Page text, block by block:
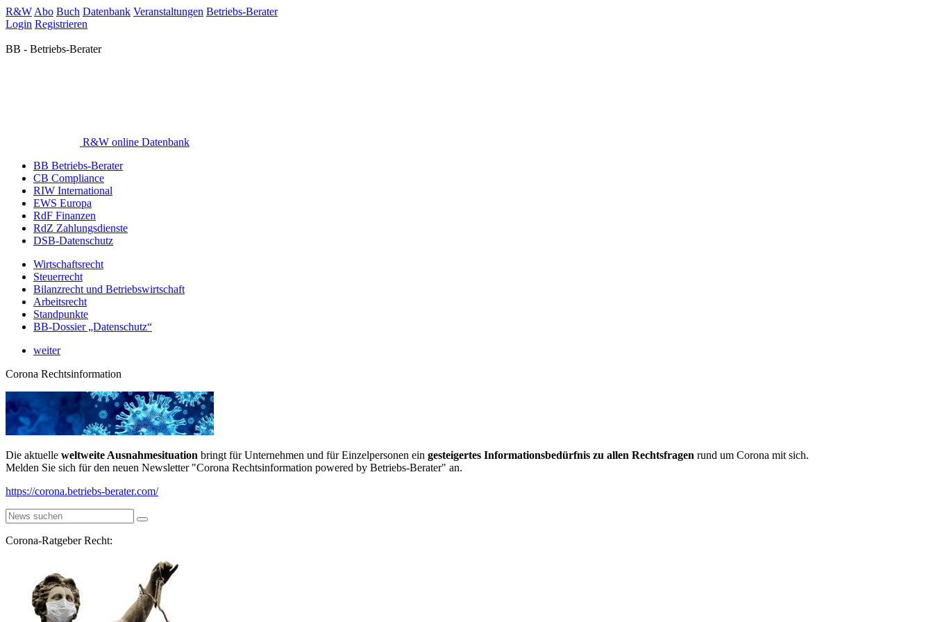
R&W Abo Buch Datenbank Veranstaltungen Betriebs-Berater
Login Registrieren
BB - Betriebs-Berater
R&W online Datenbank
BB Betriebs-Berater
CB Compliance
RIW International
EWS Europa
RdF Finanzen
RdZ Zahlungsdienste
DSB-Datenschutz
Wirtschaftsrecht
Steuerrecht
Bilanzrecht und Betriebswirtschaft
Arbeitsrecht
Standpunkte
BB-Dossier „Datenschutz“
weiter
Corona Rechtsinformation
Die aktuelle weltweite Ausnahmesituation bringt für Unternehmen und für Einzelpersonen ein gesteigertes Informationsbedürfnis zu allen Rechtsfragen rund um Corona mit sich.
Melden Sie sich für den neuen Newsletter "Corona Rechtsinformation powered by Betriebs-Berater" an.
https://corona.betriebs-berater.com/
Corona-Ratgeber Recht: